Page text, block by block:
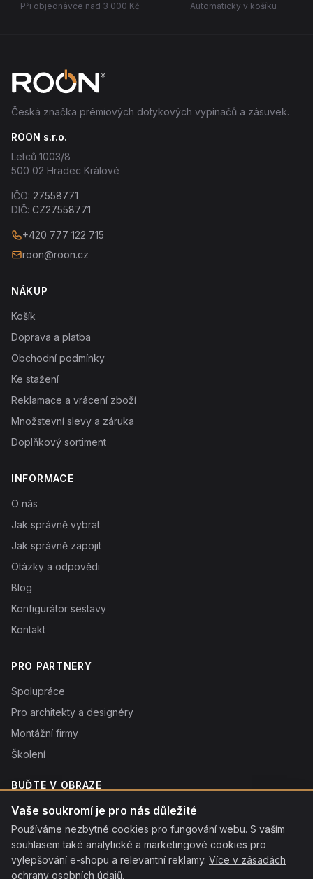
Při objednávce nad 3 000 Kč Automaticky v košíku
Česká značka prémiových dotykových vypínačů a zásuvek.
ROON s.r.o.
Letců 1003/8
500 02 Hradec Králové
IČO: 27558771
DIČ: CZ27558771
+420 777 122 715
roon@roon.cz
NÁKUP
Košík
Doprava a platba
Obchodní podmínky
Ke stažení
Reklamace a vrácení zboží
Množstevní slevy a záruka
Doplňkový sortiment
INFORMACE
O nás
Jak správně vybrat
Jak správně zapojit
Otázky a odpovědi
Blog
Konfigurátor sestavy
Kontakt
PRO PARTNERY
Spolupráce
Pro architekty a designéry
Montážní firmy
Školení
BUĎTE V OBRAZE
Novinky o produktech, tipy a slevy. Typicky 1× týdně.
Odebírat
Odebráním souhlasíte sezpracováním osobních údajů. Odhlásit se můžete kdykoliv
kliknutím na odkaz v patičce každého e-mailu.
Vaše soukromí je pro nás důležité
Používáme nezbytné cookies pro fungování webu. S vaším
souhlasem také analytické a marketingové cookies pro
vylepšování e-shopu a relevantní reklamy. Více v zásadách
ochrany osobních údajů.